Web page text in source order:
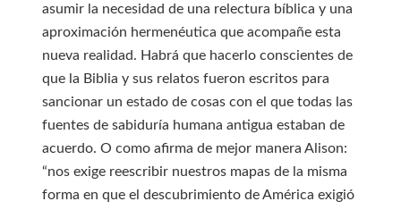
asumir la necesidad de una relectura bíblica y una
aproximación hermenéutica que acompañe esta
nueva realidad. Habrá que hacerlo conscientes de
que la Biblia y sus relatos fueron escritos para
sancionar un estado de cosas con el que todas las
fuentes de sabiduría humana antigua estaban de
acuerdo. O como afirma de mejor manera Alison:
“nos exige reescribir nuestros mapas de la misma
forma en que el descubrimiento de América exigió